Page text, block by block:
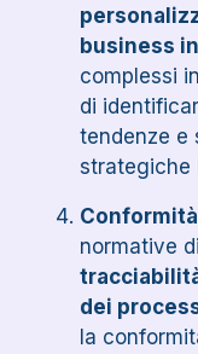
business
complessi
di
tendenze e
strategiche
normative
dei
la